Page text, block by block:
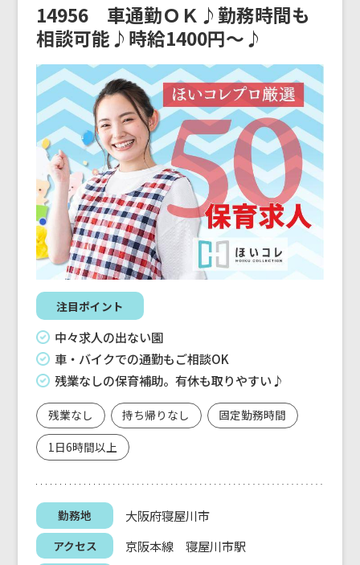
14956 車通勤ＯＫ♪勤務時間も
相談可能♪時給1400円～♪
注目ポイント
中々求人の出ない園
車・バイクでの通勤もご相談OK
残業なしの保育補助。有休も取りやすい♪
残業なし 持ち帰りなし
固定勤務時間
1日6時間以上
勤務地 大阪府寝屋川市
アクセス 京阪本線 寝屋川市駅